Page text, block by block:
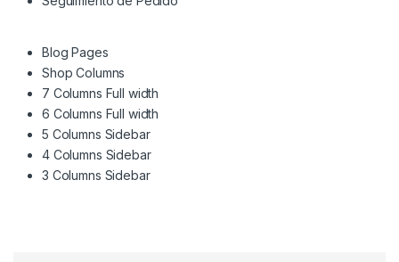
Blog Pages
Shop Columns
7 Columns Full width
6 Columns Full width
5 Columns Sidebar
4 Columns Sidebar
3 Columns Sidebar